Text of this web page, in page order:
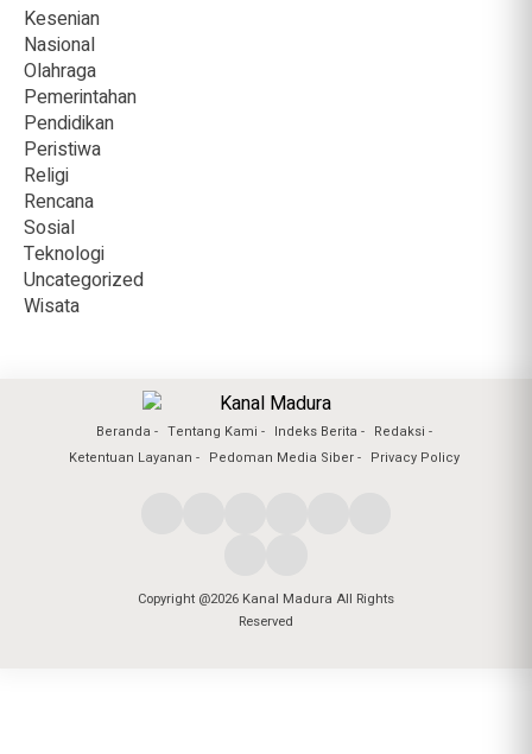
Kesenian
Nasional
Olahraga
Pemerintahan
Pendidikan
Peristiwa
Religi
Rencana
Sosial
Teknologi
Uncategorized
Wisata
Beranda Tentang Kami Indeks Berita
Redaksi
Ketentuan Layanan
Pedoman Media Siber Privacy Policy
Copyright @2026 Kanal Madura All Rights
Reserved